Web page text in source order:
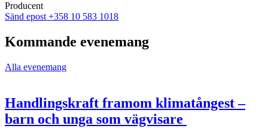
Producent
Sänd epost Sänd
martta.partio@nkk.org
+358 10 583 1018
Kommande evenemang
Alla evenemang
Handlingskraft framom klimatångest –
barn och unga som vägvisare